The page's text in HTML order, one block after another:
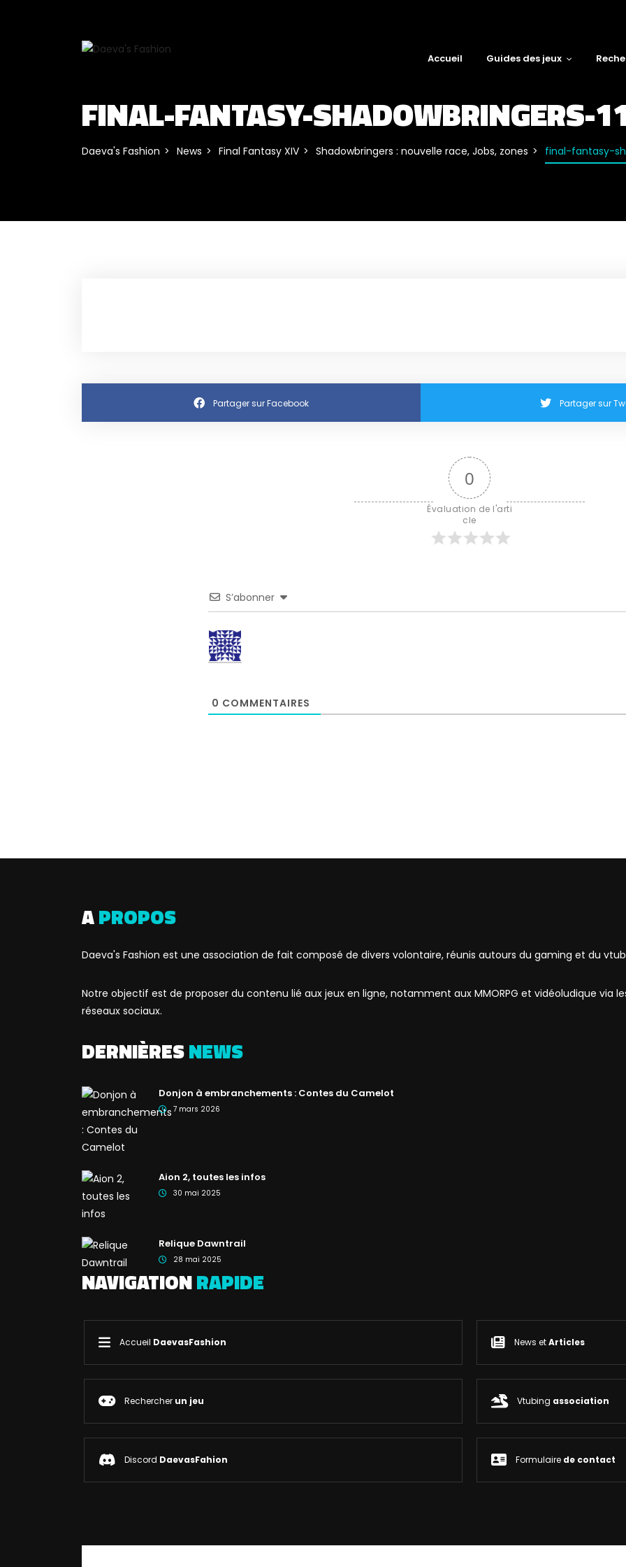
Accueil Guides des jeux
FINAL-FANTASY-SHADOWBRINGERS-
Daeva's Fashion News Final Fantasy XIV Shadowbringers : nouvelle race, Jobs, zones final-fantasy-
Partager sur Facebook Partager sur
0
Évaluation de l'arti
cle
S’abonner
0 COMMENTAIRES
APROPOS
Daeva's Fashion est une association de fait composé de divers volontaire, réunis autours du gaming et du
Notre objectif est de proposer du contenu lié aux jeux en ligne, notamment aux MMORPG et vidéoludique via
réseaux sociaux.
DERNIÈRESNEWS
Donjon à embranchements : Contes du Camelot
7 mars 2026
Aion 2, toutes les infos
30 mai 2025
Relique Dawntrail
28 mai 2025
NAVIGATIONRAPIDE
Accueil DaevasFashion News etArticles
Rechercher un jeu Vtubing association
Discord DaevasFahion Formulaire de contact